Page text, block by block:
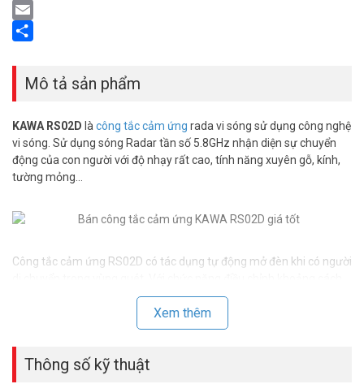
LinkedIn
Email
Mô tả sản phẩm
KAWA RS02D là công tắc cảm ứng rada vi sóng sử dụng công nghệ
vi sóng. Sử dụng sóng Radar tần số 5.8GHz nhận diện sự chuyển
động của con người với độ nhạy rất cao, tính năng xuyên gỗ, kính,
tường mỏng…
Công tắc cảm ứng RS02D có tác dụng tự động mở đèn khi có người
xa gần, kết hợp cùng với chức năng điều chỉnh được độ LUX
(sáng/tối ) của môi trường nếu đủ sáng thì không cần mở đèn để
tiết kiệm điện. Với đặc tính phát hiện chuyển động liên tục nên thời
gian mở đèn được di trì trong khoảng thời gian cài đặt đến khi
không còn sự di chuyển nào trong vùng có sóng radar của thiết bị
phát ra thì thiết bị sẽ tắt đèn.
Xem thêm
Thông số kỹ thuật